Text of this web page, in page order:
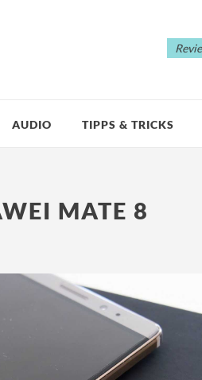
AUDIO TIPPS & TRICKS
MATE 8